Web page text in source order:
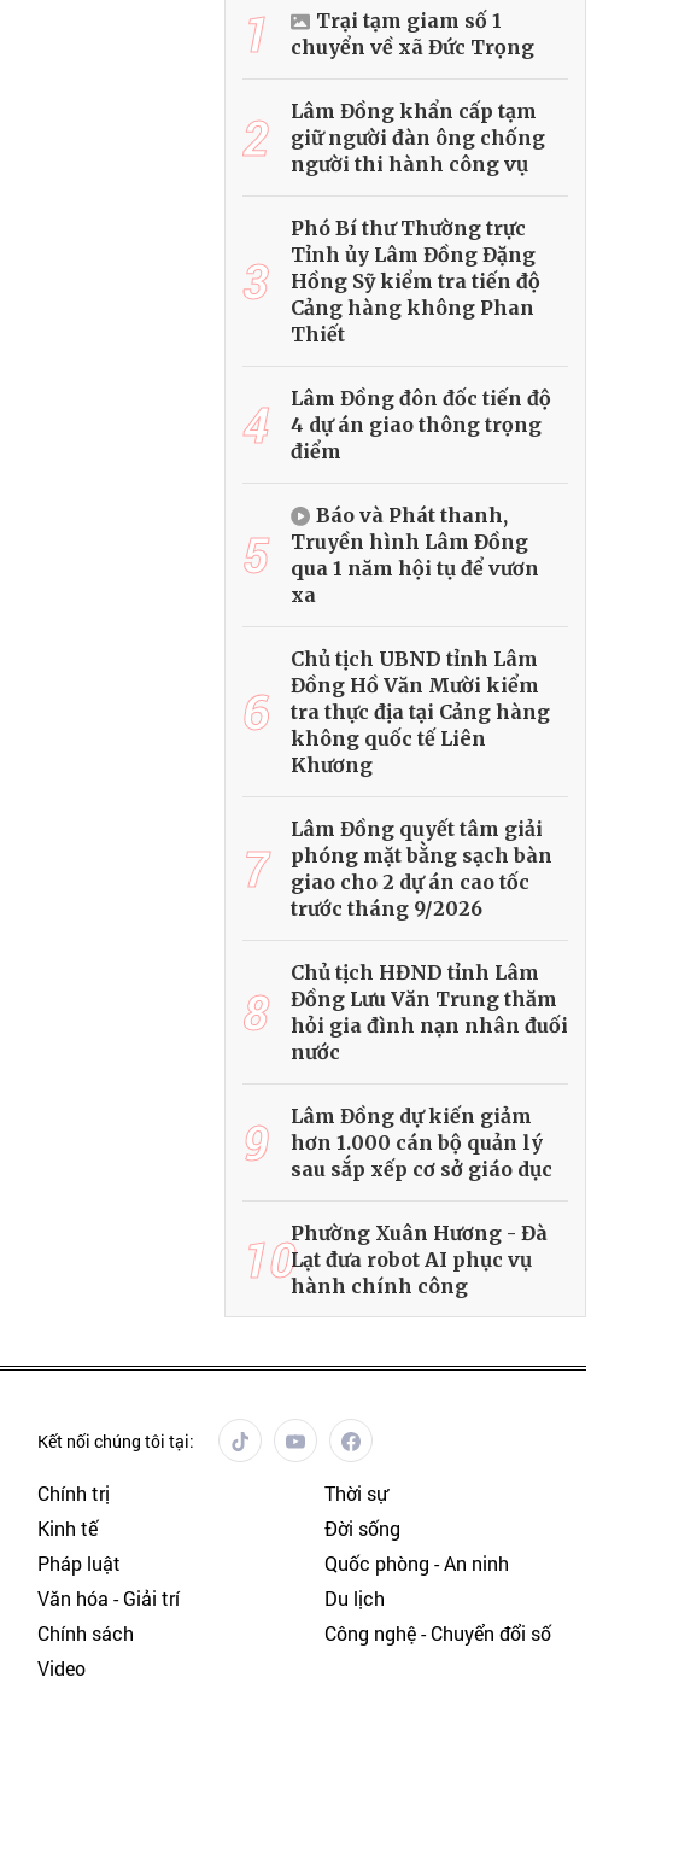
1
Trại tạm giam số 1
chuyển về xã Đức Trọng
2
Lâm Đồng khẩn cấp tạm
giữ người đàn ông chống
người thi hành công vụ
3
Phó Bí thư Thường trực
Tỉnh ủy Lâm Đồng Đặng
Hồng Sỹ kiểm tra tiến độ
Cảng hàng không Phan
Thiết
4
Lâm Đồng đôn đốc tiến độ
4 dự án giao thông trọng
điểm
5
Báo và Phát thanh,
Truyền hình Lâm Đồng
qua 1 năm hội tụ để vươn
xa
6
Chủ tịch UBND tỉnh Lâm
Đồng Hồ Văn Mười kiểm
tra thực địa tại Cảng hàng
không quốc tế Liên
Khương
7
Lâm Đồng quyết tâm giải
phóng mặt bằng sạch bàn
giao cho 2 dự án cao tốc
trước tháng 9/2026
8
Chủ tịch HĐND tỉnh Lâm
Đồng Lưu Văn Trung thăm
hỏi gia đình nạn nhân đuối
nước
9
Lâm Đồng dự kiến giảm
hơn 1.000 cán bộ quản lý
sau sắp xếp cơ sở giáo dục
10Phường Xuân Hương - Đà
Lạt đưa robot AI phục vụ
hành chính công
Kết nối chúng tôi tại:
Chính trị
Thời sự
Kinh tế
Đời sống
Pháp luật
Quốc phòng - An ninh
Văn hóa - Giải trí
Du lịch
Chính sách
Công nghệ - Chuyển đổi số
Video